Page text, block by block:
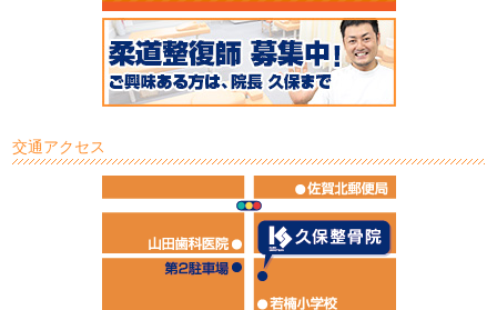
交通アクセス